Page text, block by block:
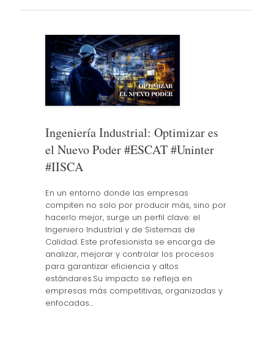
Ingeniería Industrial: Optimizar es
el Nuevo Poder #ESCAT #Uninter
#IISCA
En un entorno donde las empresas
compiten no solo por producir más, sino por
hacerlo mejor, surge un perfil clave: el
Ingeniero Industrial y de Sistemas de
Calidad. Este profesionista se encarga de
analizar, mejorar y controlar los procesos
para garantizar eficiencia y altos
estándares.Su impacto se refleja en
empresas más competitivas, organizadas y
enfocadas…